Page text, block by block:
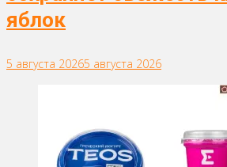
яблок
5 августа 20265 августа 2026